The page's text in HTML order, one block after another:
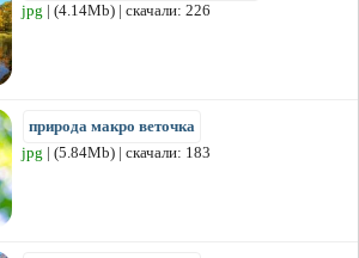
jpg | (4.14Mb) | скачали: 226
природа макро веточка
jpg | (5.84Mb) | скачали: 183